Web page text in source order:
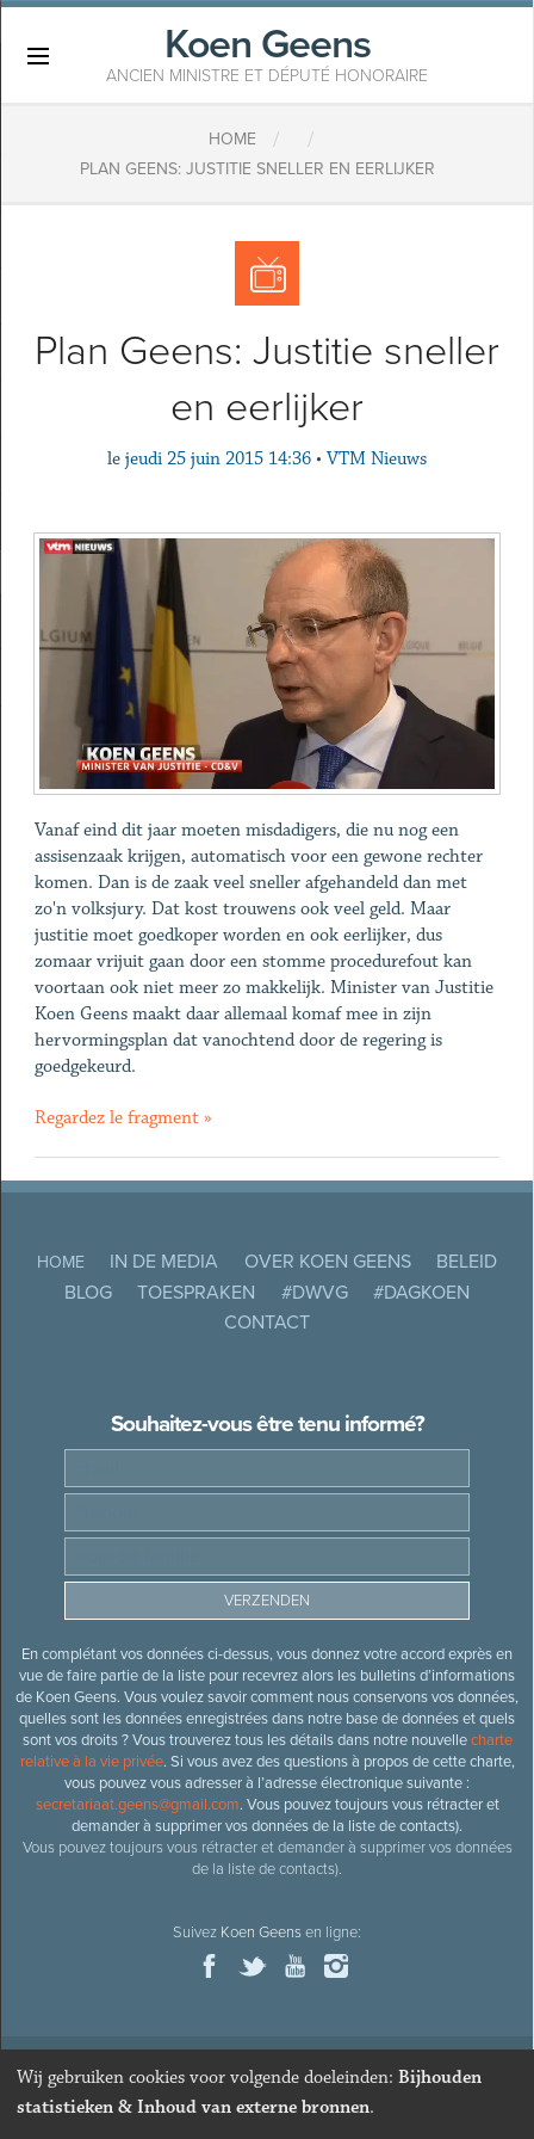
Koen Geens
ANCIEN MINISTRE ET DÉPUTÉ HONORAIRE
HOME / /
PLAN GEENS: JUSTITIE SNELLER EN EERLIJKER
Plan Geens: Justitie sneller
en eerlijker
le jeudi 25 juin 2015 14:36 • VTM Nieuws
Vanaf eind dit jaar moeten misdadigers, die nu nog een
assisenzaak krijgen, automatisch voor een gewone rechter
komen. Dan is de zaak veel sneller afgehandeld dan met
zo'n volksjury. Dat kost trouwens ook veel geld. Maar
justitie moet goedkoper worden en ook eerlijker, dus
zomaar vrijuit gaan door een stomme procedurefout kan
voortaan ook niet meer zo makkelijk. Minister van Justitie
Koen Geens maakt daar allemaal komaf mee in zijn
hervormingsplan dat vanochtend door de regering is
goedgekeurd.
Regardez le fragment »
HOME IN DE MEDIA OVER KOEN GEENS
BELEID
BLOG
TOESPRAKEN #DWVG
#DAGKOEN
CONTACT
Souhaitez-vous être tenu informé?
En complétant vos données ci-dessus, vous donnez votre accord exprès en
vue de faire partie de la liste pour recevrez alors les bulletins d’informations
de Koen Geens. Vous voulez savoir comment nous conservons vos données,
quelles sont les données enregistrées dans notre base de données et quels
sont vos droits ? Vous trouverez tous les détails dans notre nouvellecharte
relative à la vie privée. Si vous avez des questions à propos de cette charte,
vous pouvez vous adresser à l’adresse électronique suivante :
secretariaat.geens@gmail.com. Vous pouvez toujours vous rétracter et
demander à supprimer vos données de la liste de contacts).
Vous pouvez toujours vous rétracter et demander à supprimer vos données
de la liste de contacts).
Suivez Koen Geensen ligne:
© 2026Ancien ministre et député honoraire
Wij gebruiken cookies voor volgende doeleinden: Bijhouden
statistieken & Inhoud van externe bronnen.